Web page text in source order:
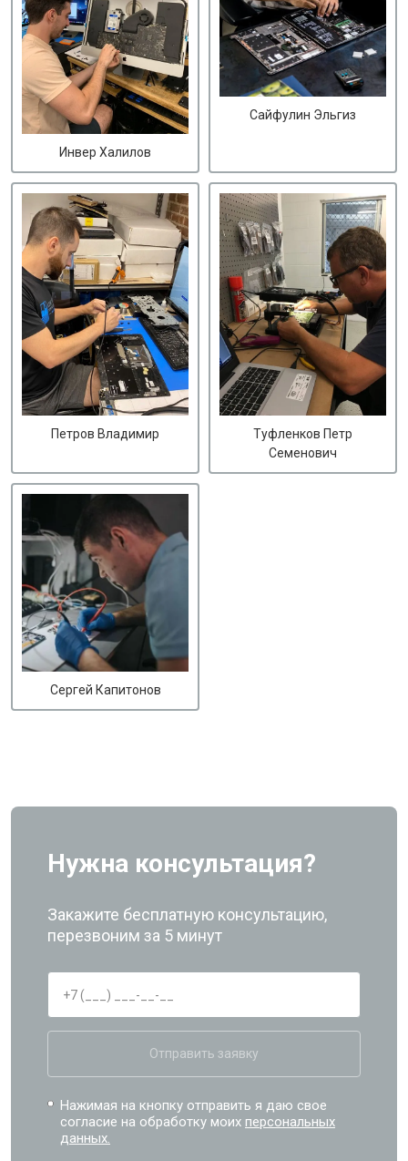
Инвер Халилов
Сайфулин Эльгиз
Петров Владимир
Туфленков Петр
Семенович
Сергей Капитонов
Нужна консультация?
Закажите бесплатную консультацию,
перезвоним за 5 минут
Отправить заявку
Нажимая на кнопку отправить я даю свое
согласие на обработку моихперсональных
данных.